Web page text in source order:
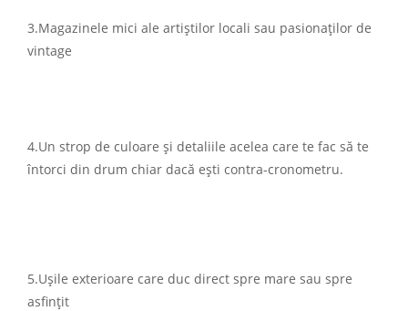
3.Magazinele mici ale artiștilor locali sau pasionaților de
vintage
4.Un strop de culoare și detaliile acelea care te fac să te
întorci din drum chiar dacă ești contra-cronometru.
5.Ușile exterioare care duc direct spre mare sau spre
asfințit